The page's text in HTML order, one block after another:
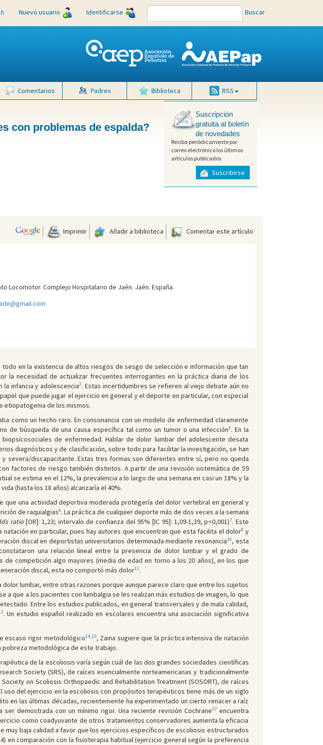
Nuevo usuario Identificarse Buscar
Comentarios Padres Biblioteca RSS
con problemas de espalda?
Suscripción
gratuita al boletín
de novedades
Reciba periódicamente por
correo electrónico los últimos
artículos publicados
Suscribirse
Imprimir Añadir a biblioteca Comentar este artículo
Locomotor. Complejo Hospitalario de Jaén. Jaén. España.
en la existencia de altos riesgos de sesgo de selección e información que tan
la necesidad de actualizar frecuentes interrogantes en la práctica diaria de los
infancia y adolescencia2. Estas incertidumbres se refieren al viejo debate aún no
que puede jugar el ejercicio en general y el deporte en particular, con especial
etiopatogenia de los mismos.
como un hecho raro. En consonancia con un modelo de enfermedad claramente
de búsqueda de una causa específica tal como un tumor o una infección3. En la
de enfermedad. Hablar de dolor lumbar del adolescente desata
diagnósticos y de clasificación, sobre todo para facilitar la investigación, se han
y severa/discapacitante. Estas tres formas son diferentes entre sí, pero no queda
factores de riesgo también distintos. A partir de una revisión sistemática de 59
se estima en el 12%, la prevalencia a lo largo de una semana en casi un 18% y la
(hasta los 18 años) alcanzaría el 40%.
que una actividad deportiva moderada protegería del dolor vertebral en general y
de raquialgias6. La práctica de cualquier deporte más de dos veces a la semana
ratio [OR]: 1,23; intervalo de confianza del 95% [IC 95]: 1,09-1,39, p<0,001)7. Este
en particular, pues hay autores que encuentran que esta facilita el dolor8 y
discal en deportistas universitarios determinada mediante resonancia10, esta
una relación lineal entre la presencia de dolor lumbar y el grado de
competición algo mayores (media de edad en torno a los 20 años), en los que
discal, esta no comportó más dolor11.
lumbar, entre otras razones porque aunque parece claro que entre los sujetos
que a los pacientes con lumbalgia se les realizan más estudios de imagen, lo que
Entre los estudios publicados, en general transversales y de mala calidad,
. Un estudio español realizado en escolares encuentra una asociación significativa
escaso rigor metodológico14,15, Zaina sugiere que la práctica intensiva de natación
pobreza metodológica de este trabajo.
de la escoliosis varía según cuál de las dos grandes sociedades científicas
Society (SRS), de raíces esencialmente norteamericanas y tradicionalmente
on Scoliosis Orthopaedic and Rehabilitation Treatment (SOSORT), de raíces
del ejercicio en la escoliosis con propósitos terapéuticos tiene más de un siglo
en las últimas décadas, recientemente ha experimentado un cierto renacer a raíz
demostrada con un mínimo rigor. Una reciente revisión Cochrane17encuentra
como coadyuvante de otros tratamientos conservadores aumenta la eficacia
baja calidad a favor que los ejercicios específicos de escoliosis estructurados
en comparación con la fisioterapia habitual (ejercicio general según la preferencia